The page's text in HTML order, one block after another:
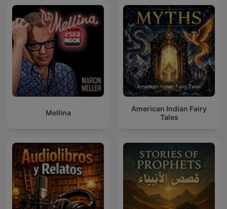
Mellina
American Indian Fairy
Tales